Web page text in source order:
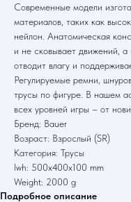
Современные модели
материалов, таких как
нейлон. Анатомическая
и не сковывает движений,
отводит влагу и
Регулируемые ремни,
трусы по фигуре. В нашем
всех уровней игры – от
Бренд: Bauer
Возраст: Взрослый (SR)
Категория: Трусы
lwh: 500x400x100 mm
Weight: 2000 g
Подробное описание